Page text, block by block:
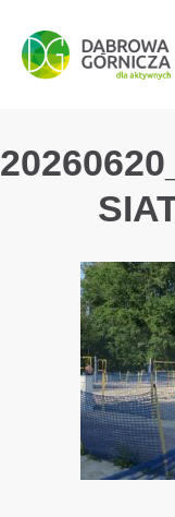
PRZEJDŹ DO
PRZEJDŹ DO
PRZEJDŹ DO